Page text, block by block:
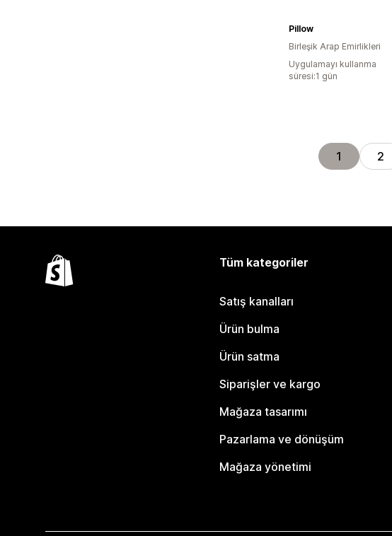
Pillow
Birleşik Arap Emirlikleri
Uygulamayı kullanma
süresi:1 gün
1 2
Tüm kategoriler
Satış kanalları
Ürün bulma
Ürün satma
Siparişler ve kargo
Mağaza tasarımı
Pazarlama ve dönüşüm
Mağaza yönetimi